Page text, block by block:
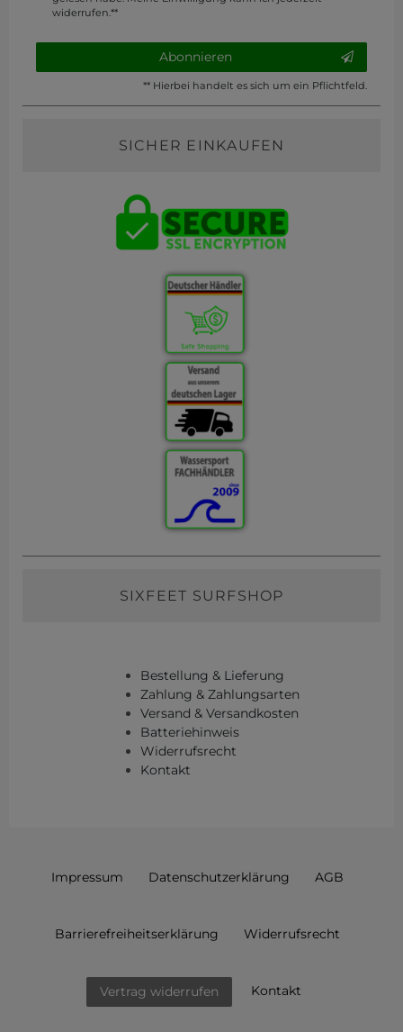
widerrufen.**
Abonnieren
** Hierbei handelt es sich um ein Pflichtfeld.
SICHER EINKAUFEN
SIXFEET SURFSHOP
Bestellung & Lieferung
Zahlung & Zahlungsarten
Versand & Versandkosten
Batteriehinweis
Widerrufsrecht
Kontakt
Impressum Daten­schutz­erklärung AGB
Barrierefreiheitserklärung Widerrufs­recht
Vertrag widerrufen Kontakt